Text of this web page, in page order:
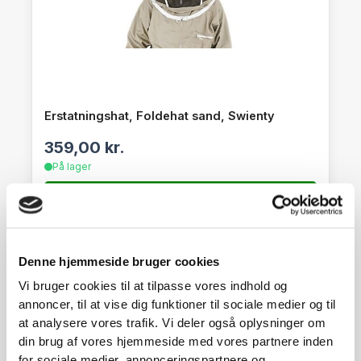
Denne hjemmeside bruger cookies
Vi bruger cookies til at tilpasse vores indhold og
annoncer, til at vise dig funktioner til sociale medier og til
at analysere vores trafik. Vi deler også oplysninger om
din brug af vores hjemmeside med vores partnere inden
Erstatningshat, Foldehat sand, Swienty
359,00 kr.
På lager